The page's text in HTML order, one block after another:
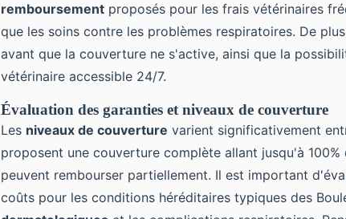
remboursement proposés pour les frais vétérinaires
que les soins contre les problèmes respiratoires. De
avant que la couverture ne s'active, ainsi que la
vétérinaire accessible 24/7.
Évaluation des garanties et niveaux de couverture
Les niveaux de couverture varient significativement
proposent une couverture complète allant jusqu'à
peuvent rembourser partiellement. Il est important
coûts pour les conditions héréditaires typiques des